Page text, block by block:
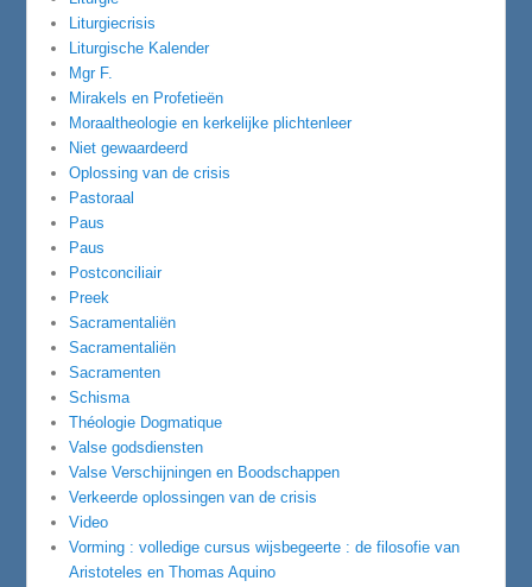
Liturgiecrisis
Liturgische Kalender
Mgr F.
Mirakels en Profetieën
Moraaltheologie en kerkelijke plichtenleer
Niet gewaardeerd
Oplossing van de crisis
Pastoraal
Paus
Paus
Postconciliair
Preek
Sacramentaliën
Sacramentaliën
Sacramenten
Schisma
Théologie Dogmatique
Valse godsdiensten
Valse Verschijningen en Boodschappen
Verkeerde oplossingen van de crisis
Video
Vorming : volledige cursus wijsbegeerte : de filosofie van
Aristoteles en Thomas Aquino